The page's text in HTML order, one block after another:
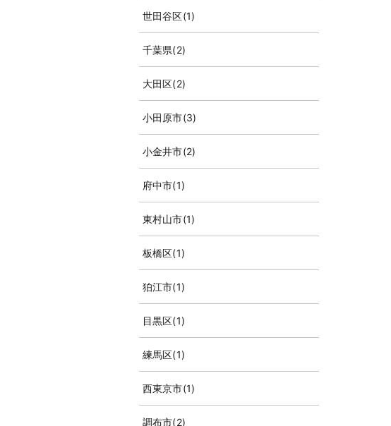
世田谷区(1)
千葉県(2)
大田区(2)
小田原市(3)
小金井市(2)
府中市(1)
東村山市(1)
板橋区(1)
狛江市(1)
目黒区(1)
練馬区(1)
西東京市(1)
調布市(2)